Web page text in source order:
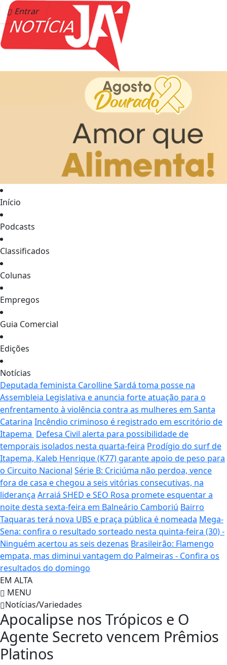
Entrar
Início
Podcasts
Classificados
Colunas
Empregos
Guia Comercial
Edições
Notícias
Deputada feminista Carolline Sardá toma posse na
Assembleia Legislativa e anuncia forte atuação para o
enfrentamento à violência contra as mulheres em Santa
Catarina Incêndio criminoso é registrado em escritório de
Itapema Defesa Civil alerta para possibilidade de
temporais isolados nesta quarta-feira Prodígio do surf de
Itapema, Kaleb Henrique (K77) garante apoio de peso para
o Circuito Nacional Série B: Criciúma não perdoa, vence
fora de casa e chegou a seis vitórias consecutivas, na
liderança Arraiá SHED e SEO Rosa promete esquentar a
noite desta sexta-feira em Balneário Camboriú Bairro
Taquaras terá nova UBS e praça pública é nomeada Mega-
Sena: confira o resultado sorteado nesta quinta-feira (30) -
Ninguém acertou as seis dezenas Brasileirão: Flamengo
empata, mas diminui vantagem do Palmeiras - Confira os
resultados do domingo
EM ALTA
MENU
Notícias/Variedades
Apocalipse nos Trópicos e O
Agente Secreto vencem Prêmios
Platinos